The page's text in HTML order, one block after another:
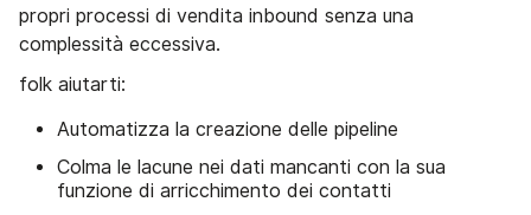
propri processi di vendita inbound senza una
complessità eccessiva.
folk aiutarti:
Automatizza la creazione delle pipeline
Colma le lacune nei dati mancanti con la sua
funzione di arricchimento dei contatti